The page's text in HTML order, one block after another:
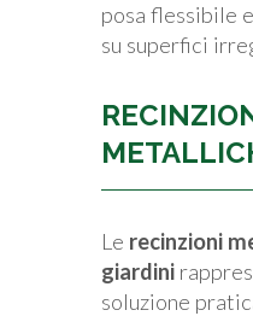
posa flessibile
su superfici
Le recinzioni
giardini
soluzione